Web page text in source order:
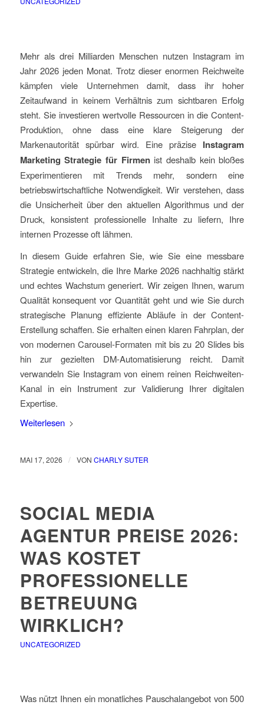
Mehr als drei Milliarden Menschen nutzen Instagram im
Jahr 2026 jeden Monat. Trotz dieser enormen Reichweite
kämpfen viele Unternehmen damit, dass ihr hoher
Zeitaufwand in keinem Verhältnis zum sichtbaren Erfolg
steht. Sie investieren wertvolle Ressourcen in die Content-
Produktion, ohne dass eine klare Steigerung der
Markenautorität spürbar wird. Eine präzise Instagram
Marketing Strategie für Firmenist deshalb kein bloßes
Experimentieren mit Trends mehr, sondern eine
betriebswirtschaftliche Notwendigkeit. Wir verstehen, dass
die Unsicherheit über den aktuellen Algorithmus und der
Druck, konsistent professionelle Inhalte zu liefern, Ihre
internen Prozesse oft lähmen.
In diesem Guide erfahren Sie, wie Sie eine messbare
Strategie entwickeln, die Ihre Marke 2026 nachhaltig stärkt
und echtes Wachstum generiert. Wir zeigen Ihnen, warum
Qualität konsequent vor Quantität geht und wie Sie durch
strategische Planung effiziente Abläufe in der Content-
Erstellung schaffen. Sie erhalten einen klaren Fahrplan, der
von modernen Carousel-Formaten mit bis zu 20 Slides bis
hin zur gezielten DM-Automatisierung reicht. Damit
verwandeln Sie Instagram von einem reinen Reichweiten-
Kanal in ein Instrument zur Validierung Ihrer digitalen
Expertise.
Weiterlesen
MAI 17, 2026 / VON CHARLY SUTER
SOCIAL MEDIA
AGENTUR PREISE 2026:
WAS KOSTET
PROFESSIONELLE
BETREUUNG
WIRKLICH?
UNCATEGORIZED
Was nützt Ihnen ein monatliches Pauschalangebot von 500